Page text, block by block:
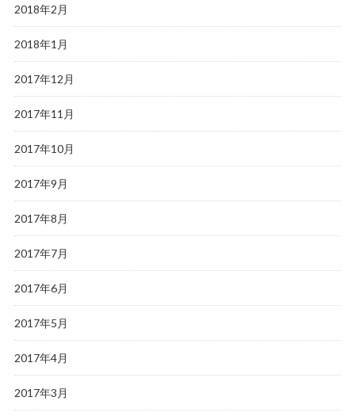
2018年2月
2018年1月
2017年12月
2017年11月
2017年10月
2017年9月
2017年8月
2017年7月
2017年6月
2017年5月
2017年4月
2017年3月